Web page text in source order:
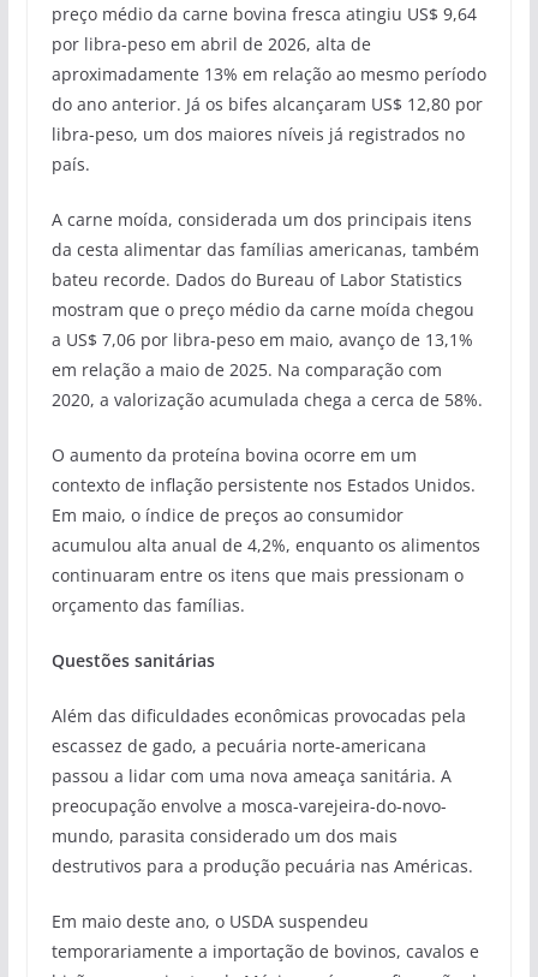
preço médio da carne bovina fresca atingiu US$ 9,64
por libra-peso em abril de 2026, alta de
aproximadamente 13% em relação ao mesmo período
do ano anterior. Já os bifes alcançaram US$ 12,80 por
libra-peso, um dos maiores níveis já registrados no
país.
A carne moída, considerada um dos principais itens
da cesta alimentar das famílias americanas, também
bateu recorde. Dados do Bureau of Labor Statistics
mostram que o preço médio da carne moída chegou
a US$ 7,06 por libra-peso em maio, avanço de 13,1%
em relação a maio de 2025. Na comparação com
2020, a valorização acumulada chega a cerca de 58%.
O aumento da proteína bovina ocorre em um
contexto de inflação persistente nos Estados Unidos.
Em maio, o índice de preços ao consumidor
acumulou alta anual de 4,2%, enquanto os alimentos
continuaram entre os itens que mais pressionam o
orçamento das famílias.
Questões sanitárias
Além das dificuldades econômicas provocadas pela
escassez de gado, a pecuária norte-americana
passou a lidar com uma nova ameaça sanitária. A
preocupação envolve a mosca-varejeira-do-novo-
mundo, parasita considerado um dos mais
destrutivos para a produção pecuária nas Américas.
Em maio deste ano, o USDA suspendeu
temporariamente a importação de bovinos, cavalos e